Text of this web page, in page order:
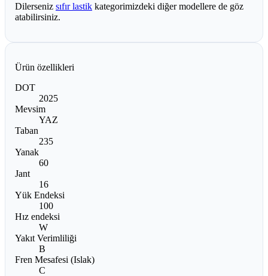
Dilerseniz sıfır lastik kategorimizdeki diğer modellere de göz
atabilirsiniz.
Ürün özellikleri
DOT
2025
Mevsim
YAZ
Taban
235
Yanak
60
Jant
16
Yük Endeksi
100
Hız endeksi
W
Yakıt Verimliliği
B
Fren Mesafesi (Islak)
C